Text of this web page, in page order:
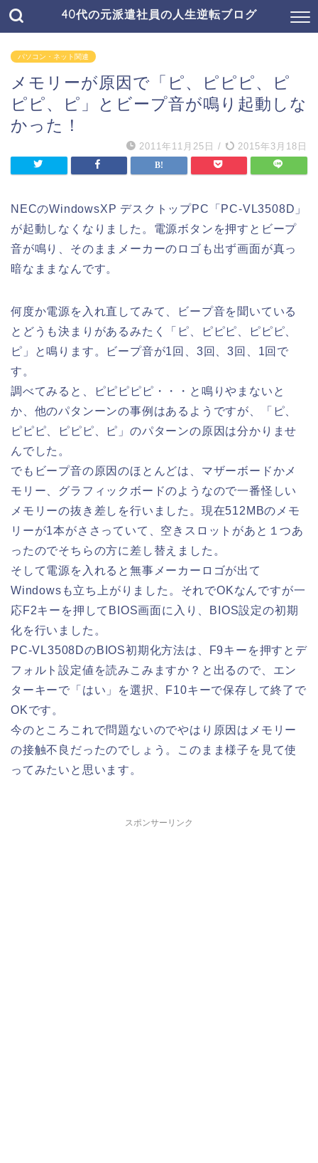
40代の元派遣社員の人生逆転ブログ
パソコン・ネット関連
メモリーが原因で「ピ、ピピピ、ピ
ピピ、ピ」とビープ音が鳴り起動しな
かった！
2011年11月25日 / 2015年3月18日
NECのWindowsXP デスクトップPC「PC-VL3508D」
が起動しなくなりました。電源ボタンを押すとビープ
音が鳴り、そのままメーカーのロゴも出ず画面が真っ
暗なままなんです。
何度か電源を入れ直してみて、ビープ音を聞いている
とどうも決まりがあるみたく「ピ、ピピピ、ピピピ、
ピ」と鳴ります。ビープ音が1回、3回、3回、1回で
す。
調べてみると、ピピピピピ・・・と鳴りやまないと
か、他のパタンーンの事例はあるようですが、「ピ、
ピピピ、ピピピ、ピ」のパターンの原因は分かりませ
んでした。
でもビープ音の原因のほとんどは、マザーボードかメ
モリー、グラフィックボードのようなので一番怪しい
メモリーの抜き差しを行いました。現在512MBのメモ
リーが1本がささっていて、空きスロットがあと１つあ
ったのでそちらの方に差し替えました。
そして電源を入れると無事メーカーロゴが出て
Windowsも立ち上がりました。それでOKなんですが一
応F2キーを押してBIOS画面に入り、BIOS設定の初期
化を行いました。
PC-VL3508DのBIOS初期化方法は、F9キーを押すとデ
フォルト設定値を読みこみますか？と出るので、エン
ターキーで「はい」を選択、F10キーで保存して終了で
OKです。
今のところこれで問題ないのでやはり原因はメモリー
の接触不良だったのでしょう。このまま様子を見て使
ってみたいと思います。
スポンサーリンク